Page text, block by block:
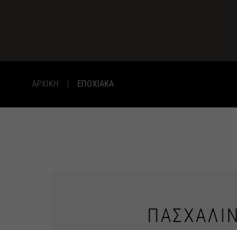
ΑΡΧΙΚΉ ΕΠΟΧΙΑΚΆ